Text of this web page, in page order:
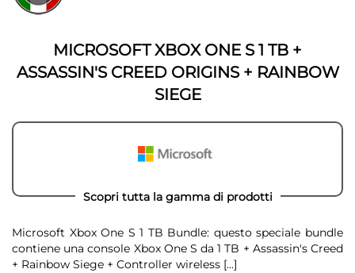
della
galleria
immaginiMICROSOFT XBOX ONE S 1 TB +
ASSASSIN'S CREED ORIGINS + RAINBOW
SIEGE
Scopri tutta la gamma di prodotti
Microsoft Xbox One S 1 TB Bundle: questo speciale bundle
contiene una console Xbox One S da 1 TB + Assassin's Creed
+ Rainbow Siege + Controller wireless [...]